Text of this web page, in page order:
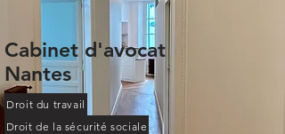
​Cabinet d'avocat
Nantes
Droit du travail
Droit de la sécurité sociale